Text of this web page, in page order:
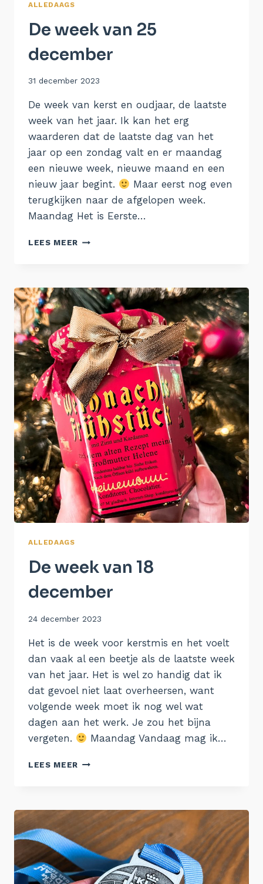
ALLEDAAGS
De week van 25
december
Door
31 december 2023
De week van kerst en oudjaar, de laatste
week van het jaar. Ik kan het erg
waarderen dat de laatste dag van het
jaar op een zondag valt en er maandag
een nieuwe week, nieuwe maand en een
nieuw jaar begint.
Maar eerst nog even
terugkijken naar de afgelopen week.
Maandag Het is Eerste…
LEES MEER DE
DECEMBER
ALLEDAAGS
De week van 18
december
Door
24 december 2023
Het is de week voor kerstmis en het voelt
dan vaak al een beetje als de laatste week
van het jaar. Het is wel zo handig dat ik
dat gevoel niet laat overheersen, want
volgende week moet ik nog wel wat
dagen aan het werk. Je zou het bijna
vergeten.
Maandag Vandaag mag ik…
LEES MEER DE
DECEMBER